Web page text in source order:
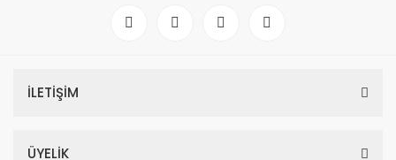
İLETİŞİM
ÜYELİK